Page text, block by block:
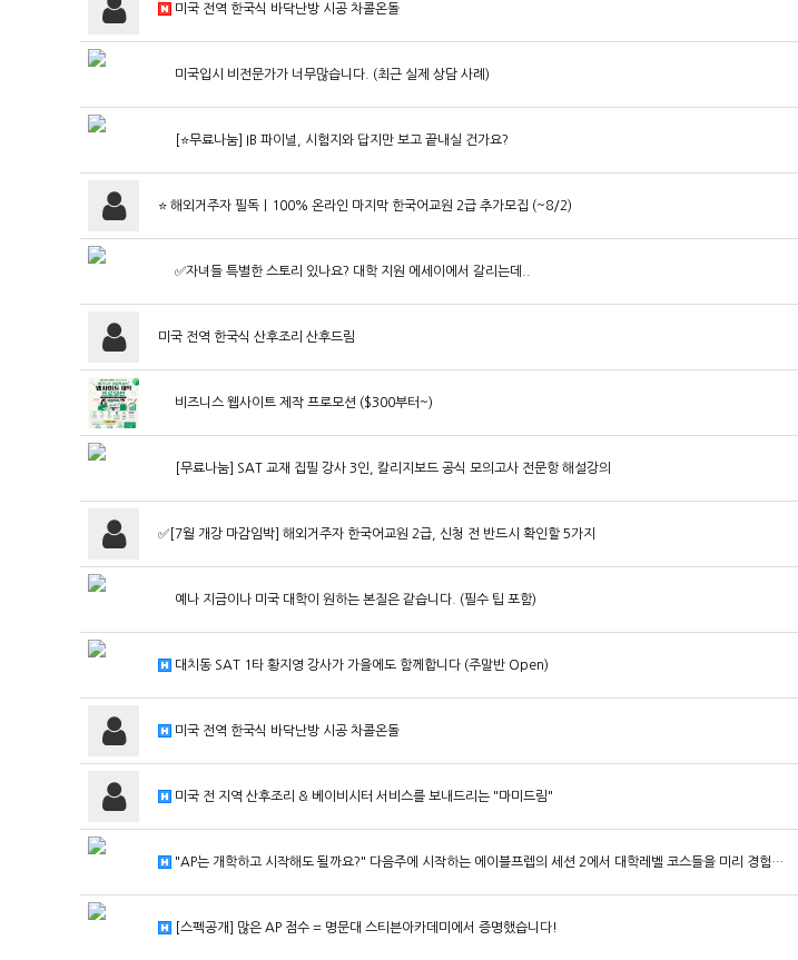
미국 전역 한국식 바닥난방 시공 차콜온돌
미국입시 비전문가가 너무많습니다. (최근 실제 상담 사례)
[⭐무료나눔] IB 파이널, 시험지와 답지만 보고 끝내실 건가요?
⭐ 해외거주자 필독｜100% 온라인 마지막 한국어교원 2급 추가모집 (~8/2)
✅자녀들 특별한 스토리 있나요? 대학 지원 에세이에서 갈리는데..
미국 전역 한국식 산후조리 산후드림
비즈니스 웹사이트 제작 프로모션 ($300부터~)
[무료나눔] SAT 교재 집필 강사 3인, 칼리지보드 공식 모의고사 전문항 해설강의
✅[7월 개강 마감임박] 해외거주자 한국어교원 2급, 신청 전 반드시 확인할 5가지
예나 지금이나 미국 대학이 원하는 본질은 같습니다. (필수 팁 포함)
대치동 SAT 1타 황지영 강사가 가을에도 함께합니다 (주말반 Open)
미국 전역 한국식 바닥난방 시공 차콜온돌
미국 전 지역 산후조리 & 베이비시터 서비스를 보내드리는 "마미드림"
"AP는 개학하고 시작해도 될까요?" 다음주에 시작하는 에이블프렙의 세션 2에서 대학레벨 코스들을 미리 경험…
[스펙공개] 많은 AP 점수 = 명문대 스티븐아카데미에서 증명했습니다!